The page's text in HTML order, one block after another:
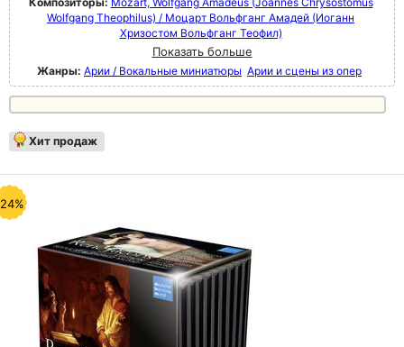
Wolfgang Theophilus) / Моцарт Вольфганг Амадей (Иоганн
Хризостом Вольфганг Теофил)
Показать больше
Жанры: Арии / Вокальные миниатюры Арии и сцены из опер
Хит продаж